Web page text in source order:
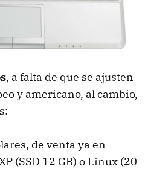
, a falta de que se ajusten
y americano, al cambio,
de venta ya en
(SSD 12 GB) o Linux (20